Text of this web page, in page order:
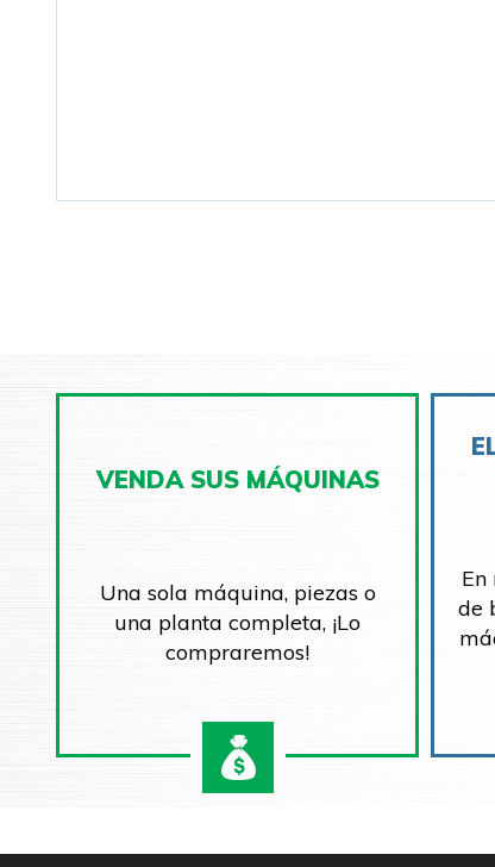
VENDA SUS MÁQUINAS
Una sola máquina, piezas o
una planta completa, ¡Lo
compraremos!
En
de